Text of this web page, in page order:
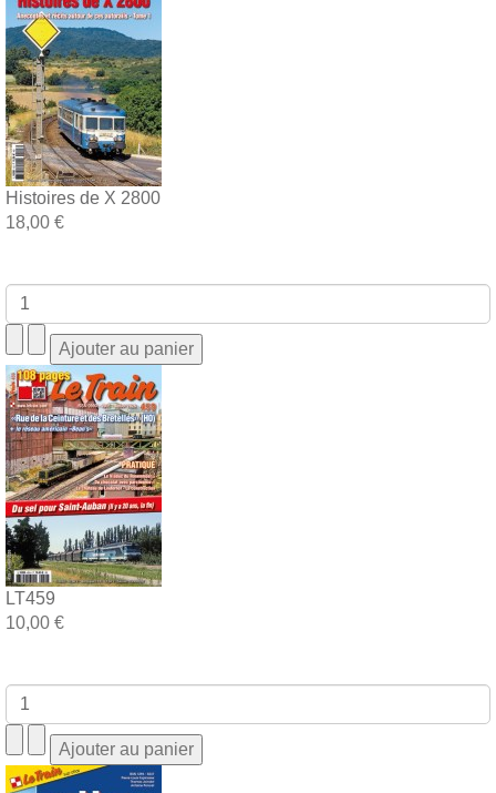
Histoires de X 2800
18,00 €
LT459
10,00 €